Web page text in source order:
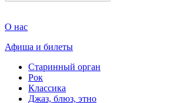
О нас
Афиша и билеты
Старинный орган
Рок
Классика
Джаз, блюз, этно